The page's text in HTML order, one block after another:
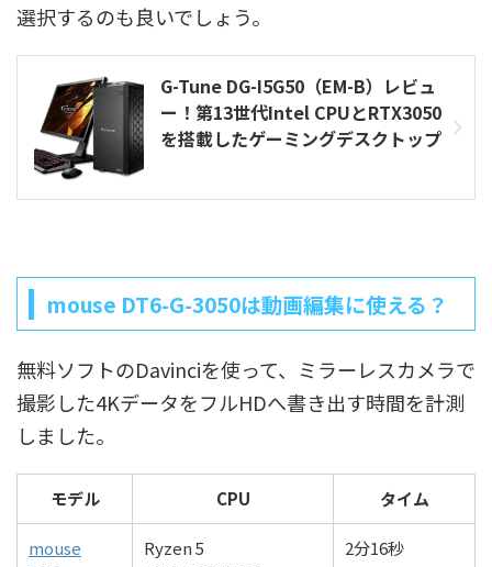
選択するのも良いでしょう。
G-Tune DG-I5G50（EM-B）レビュ
ー！第13世代Intel CPUとRTX3050
を搭載したゲーミングデスクトップ
mouse DT6-G-3050は動画編集に使える？
無料ソフトのDavinciを使って、ミラーレスカメラで
撮影した4KデータをフルHDへ書き出す時間を計測
しました。
モデル CPU タイム
mouse
Ryzen 5
2分16秒